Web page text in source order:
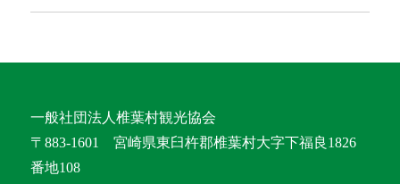
一般社団法人椎葉村観光協会
〒883-1601 宮崎県東臼杵郡椎葉村大字下福良1826
番地108